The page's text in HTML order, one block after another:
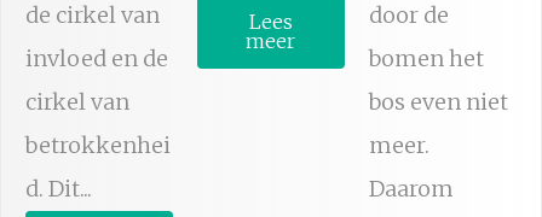
de cirkel van
invloed en de
cirkel van
betrokkenhei
d. Dit...
Lees
meer
door de
bomen het
bos even niet
meer.
Daarom